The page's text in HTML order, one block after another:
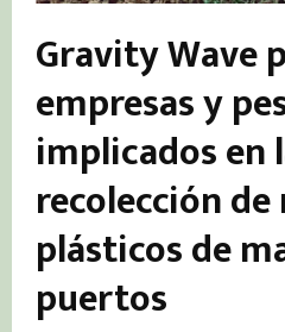
Gravity Wave
empresas y
implicados en
recolección
plásticos de
puertos